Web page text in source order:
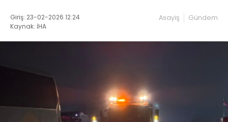
Giriş: 23-02-2026 12:24
Kaynak: İHA
Asayiş Gündem